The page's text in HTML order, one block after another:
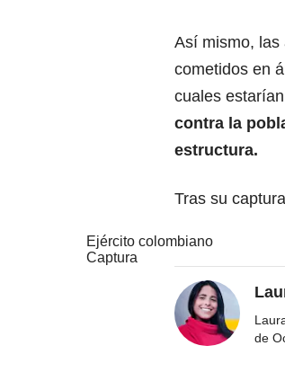
Así mismo, las
cometidos en
cuales
contra la
estructura.
Tras su
Ejército colombiano
Captura
de